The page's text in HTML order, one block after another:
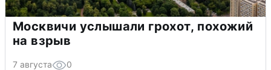
Москвичи услышали грохот, похожий
на взрыв
7 августа 0